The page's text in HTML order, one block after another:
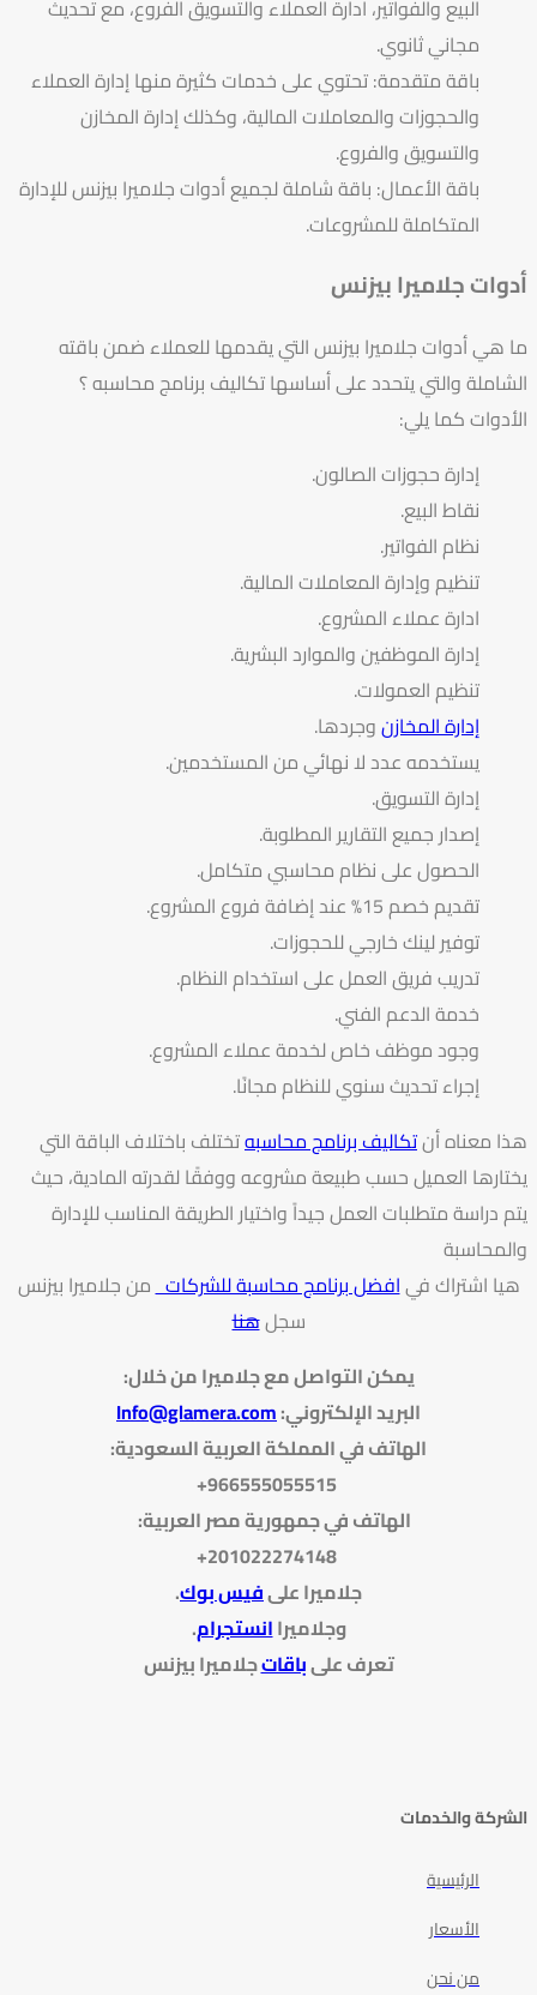
البيع والفواتير، ادارة العملاء والتسويق الفروع، مع تحديث
مجاني ثانوي.
باقة متقدمة: تحتوي على خدمات كثيرة منها إدارة العملاء
والحجوزات والمعاملات المالية، وكذلك إدارة المخازن
والتسويق والفروع.
باقة الأعمال: باقة شاملة لجميع أدوات جلاميرا بيزنس للإدارة
المتكاملة للمشروعات.
أدوات جلاميرا بيزنس
ما هي أدوات جلاميرا بيزنس التي يقدمها للعملاء ضمن باقته
الشاملة والتي يتحدد على أساسها تكاليف برنامج محاسبه ؟
الأدوات كما يلي:
إدارة حجوزات الصالون.
نقاط البيع.
نظام الفواتير.
تنظيم وإدارة المعاملات المالية.
ادارة عملاء المشروع.
إدارة الموظفين والموارد البشرية.
تنظيم العمولات.
إدارة المخازنوجردها.
يستخدمه عدد لا نهائي من المستخدمين.
إدارة التسويق.
إصدار جميع التقارير المطلوبة.
الحصول على نظام محاسبي متكامل.
تقديم خصم 15% عند إضافة فروع المشروع.
توفير لينك خارجي للحجوزات.
تدريب فريق العمل على استخدام النظام.
خدمة الدعم الفني.
وجود موظف خاص لخدمة عملاء المشروع.
إجراء تحديث سنوي للنظام مجانًا.
هذا معناه أنتكاليف برنامج محاسبهتختلف باختلاف الباقة التي
يختارها العميل حسب طبيعة مشروعه ووفقًا لقدرته المادية، حيث
يتم دراسة متطلبات العمل جيداً واختيار الطريقة المناسب للإدارة
والمحاسبة
هيا اشتراك فيافضل برنامج محاسبة للشركاتمن جلاميرا بيزنس
سجلهنا
يمكن التواصل مع جلاميرا من خلال:
البريد الإلكتروني:
Info@glamera.com
الهاتف في المملكة العربية السعودية:
الهاتف في جمهورية مصر العربية:
جلاميرا علىفيس بوك.
وجلاميراانستجرام.
تعرف علىباقاتجلاميرا بيزنس
الشركة والخدمات
الرئيسية
الأسعار
من نحن